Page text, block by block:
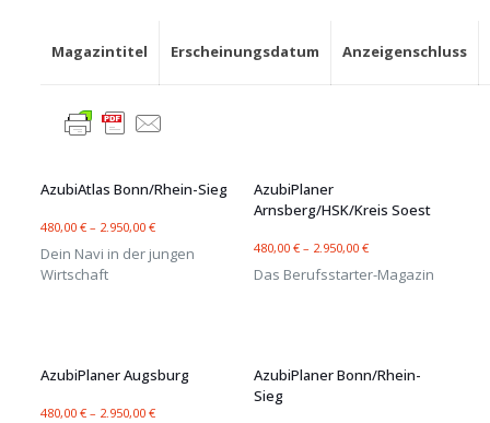
Magazintitel Erscheinungsdatum Anzeigenschluss
AzubiAtlas Bonn/Rhein-Sieg
480,00 €– 2.950,00 €
Dein Navi in der jungen
Wirtschaft
AzubiPlaner
Arnsberg/HSK/Kreis Soest
480,00 €– 2.950,00 €
Das Berufsstarter-Magazin
AzubiPlaner Augsburg
480,00 €– 2.950,00 €
AzubiPlaner Bonn/Rhein-
Sieg